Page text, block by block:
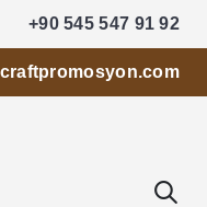
+90 545 547 91 92